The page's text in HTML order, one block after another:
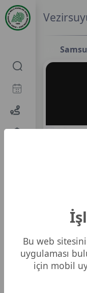
Bu web
uygulaması
için mobil